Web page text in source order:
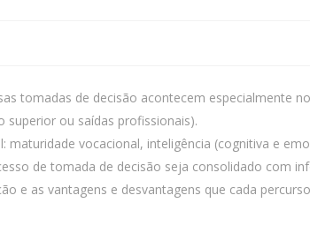
tomadas de decisão acontecem especialmente
superior ou saídas profissionais).
vocacional, inteligência (cognitiva e
de tomada de decisão seja consolidado com
e as vantagens e desvantagens que cada